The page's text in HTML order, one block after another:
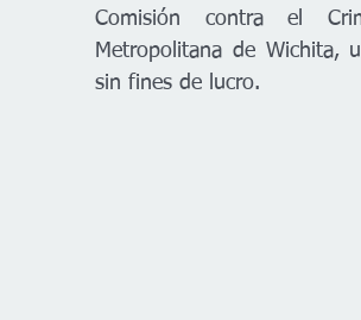
Comisión contra el
Metropolitana de Wichita,
sin fines de lucro.